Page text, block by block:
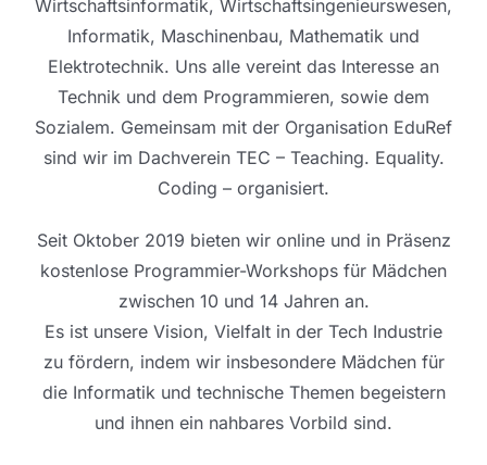
Wirtschaftsinformatik, Wirtschaftsingenieurswesen,
Informatik, Maschinenbau, Mathematik und
Elektrotechnik. Uns alle vereint das Interesse an
Technik und dem Programmieren, sowie dem
Sozialem. Gemeinsam mit der Organisation EduRef
sind wir im Dachverein TEC – Teaching. Equality.
Coding – organisiert.
Seit Oktober 2019 bieten wir online und in Präsenz
kostenlose Programmier-Workshops für Mädchen
zwischen 10 und 14 Jahren an.
Es ist unsere Vision, Vielfalt in der Tech Industrie
zu fördern, indem wir insbesondere Mädchen für
die Informatik und technische Themen begeistern
und ihnen ein nahbares Vorbild sind.